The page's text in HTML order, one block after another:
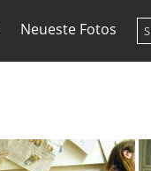
Neueste Fotos